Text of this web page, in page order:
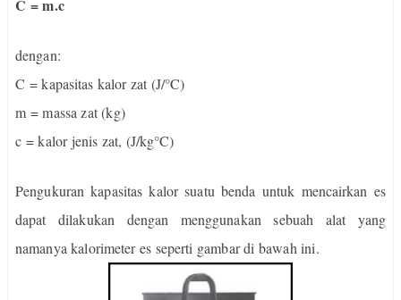
C = m.c
dengan:
C = kapasitas kalor zat (J/°C)
m = massa zat (kg)
c = kalor jenis zat, (J/kg°C)
Pengukuran kapasitas kalor suatu benda untuk mencairkan es
dapat dilakukan dengan menggunakan sebuah alat yang
namanya kalorimeter es seperti gambar di bawah ini.